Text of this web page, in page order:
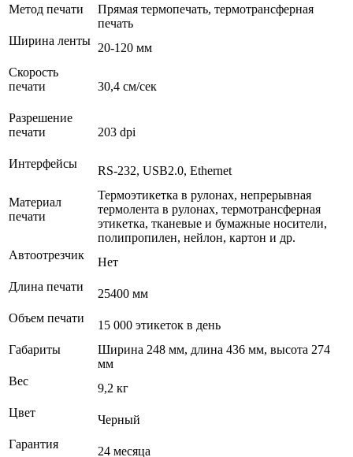
Метод печати
Прямая термопечать, термотрансферная
печать
Ширина ленты
20-120 мм
Скорость
печати
30,4 см/сек
Разрешение
печати
203 dpi
Интерфейсы
RS-232, USB2.0, Ethernet
Материал
печати
Термоэтикетка в рулонах, непрерывная
термолента в рулонах, термотрансферная
этикетка, тканевые и бумажные носители,
полипропилен, нейлон, картон и др.
Автоотрезчик
Нет
Длина печати
25400 мм
Объем печати
15 000 этикеток в день
Габариты
Ширина 248 мм, длина 436 мм, высота 274
мм
Вес
9,2 кг
Цвет
Черный
Гарантия
24 месяца